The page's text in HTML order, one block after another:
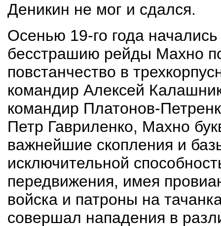
Деникин не мог и сдался.
Осенью 19-го года
бесстрашию рейды Махно
повстанчество в
командир Алексей
командир Платонов-
Петр Гавриленко, Махно
важнейшие скопления и
исключительной
передвижения, имея
войска и патроны на
совершал нападения в